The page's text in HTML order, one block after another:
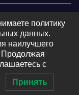
политику
данных.
наилучшего
Продолжая
с
Принять